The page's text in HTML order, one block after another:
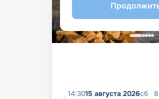
14:3015 августа 2026сб 8